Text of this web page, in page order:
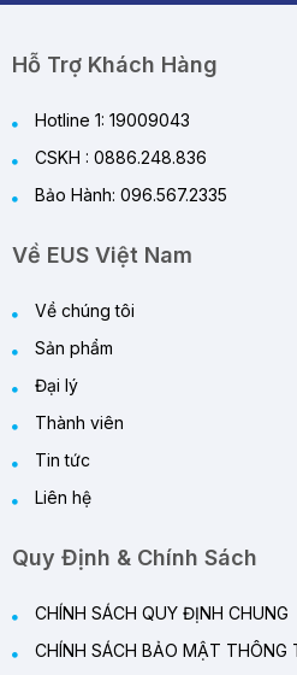
Hỗ Trợ Khách Hàng
Hotline 1: 19009043
CSKH : 0886.248.836
Bảo Hành: 096.567.2335
Về EUS Việt Nam
Về chúng tôi
Sản phẩm
Đại lý
Thành viên
Tin tức
Liên hệ
Quy Định & Chính Sách
CHÍNH SÁCH QUY ĐỊNH CHUNG
CHÍNH SÁCH BẢO MẬT THÔNG